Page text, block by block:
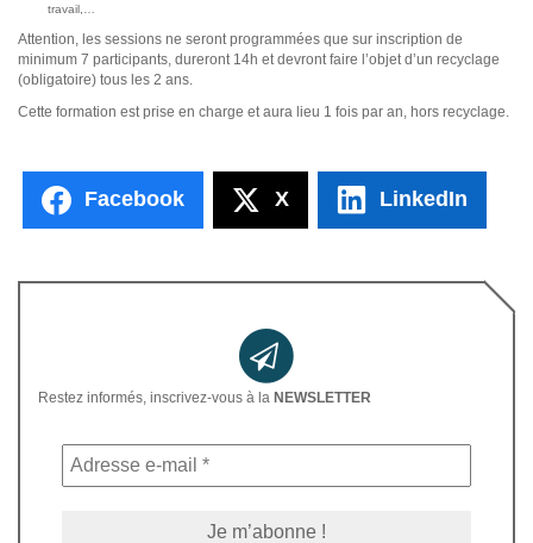
travail,…
Attention, les sessions ne seront programmées que sur inscription de
minimum 7 participants, dureront 14h et devront faire l’objet d’un recyclage
(obligatoire) tous les 2 ans.
Cette formation est prise en charge et aura lieu 1 fois par an, hors recyclage.
Facebook X LinkedIn
Restez informés, inscrivez-vous à la NEWSLETTER